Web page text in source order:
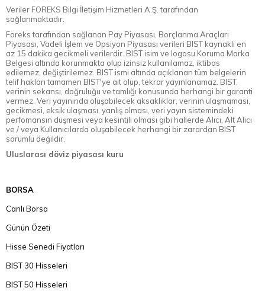
Veriler FOREKS Bilgi İletişim Hizmetleri A.Ş. tarafından
sağlanmaktadır.
Foreks tarafından sağlanan Pay Piyasası, Borçlanma Araçları
Piyasası, Vadeli İşlem ve Opsiyon Piyasası verileri BIST kaynaklı en
az 15 dakika gecikmeli verilerdir. BIST isim ve logosu Koruma Marka
Belgesi altında korunmakta olup izinsiz kullanılamaz, iktibas
edilemez, değiştirilemez. BIST ismi altında açıklanan tüm belgelerin
telif hakları tamamen BIST'ye ait olup, tekrar yayınlanamaz. BIST,
verinin sekansı, doğruluğu ve tamlığı konusunda herhangi bir garanti
vermez. Veri yayınında oluşabilecek aksaklıklar, verinin ulaşmaması,
gecikmesi, eksik ulaşması, yanlış olması, veri yayın sistemindeki
perfomansın düşmesi veya kesintili olması gibi hallerde Alıcı, Alt Alıcı
ve / veya Kullanıcılarda oluşabilecek herhangi bir zarardan BIST
sorumlu değildir.
Uluslarası döviz piyasası kuru
BORSA
Canlı Borsa
Günün Özeti
Hisse Senedi Fiyatları
BIST 30 Hisseleri
BIST 50 Hisseleri